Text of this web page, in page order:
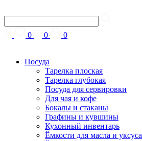
0 0 0
Посуда
Тарелка плоская
Тарелка глубокая
Посуда для сервировки
Для чая и кофе
Бокалы и стаканы
Графины и кувшины
Кухонный инвентарь
Ёмкости для масла и уксуса